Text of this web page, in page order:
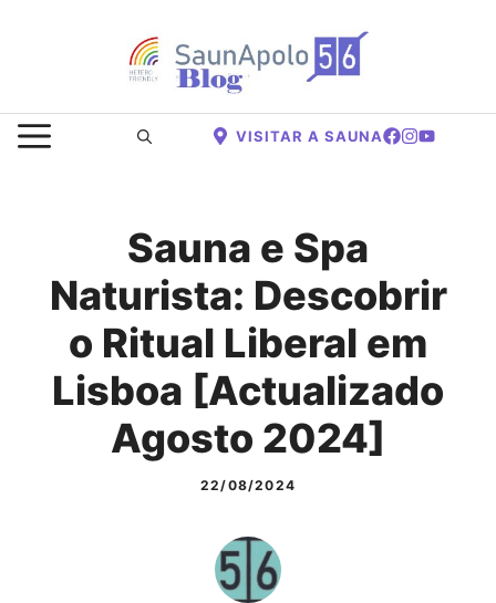
conteúdo
MENU VISITAR A SAUNA
Sauna e Spa
Naturista: Descobrir
o Ritual Liberal em
Lisboa [Actualizado
Agosto 2024]
22/08/2024